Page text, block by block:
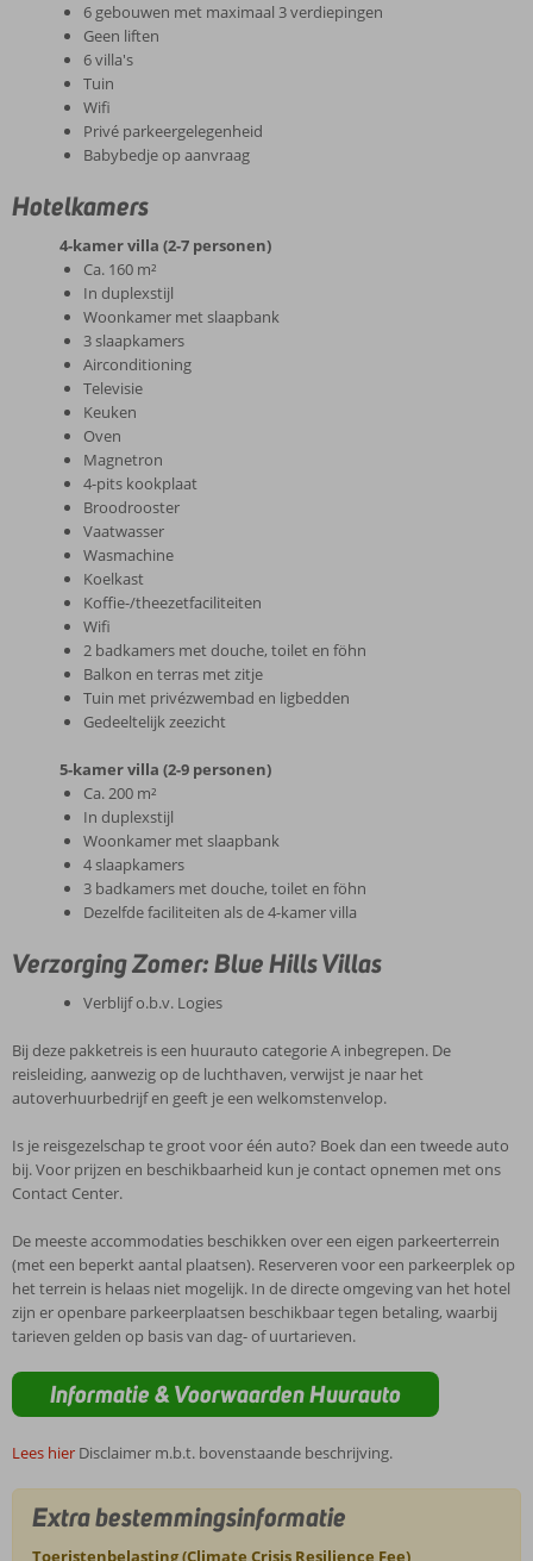
6 gebouwen met maximaal 3 verdiepingen
Geen liften
6 villa's
Tuin
Wifi
Privé parkeergelegenheid
Babybedje op aanvraag
Hotelkamers
4-kamer villa (2-7 personen)
Ca. 160 m²
In duplexstijl
Woonkamer met slaapbank
3 slaapkamers
Airconditioning
Televisie
Keuken
Oven
Magnetron
4-pits kookplaat
Broodrooster
Vaatwasser
Wasmachine
Koelkast
Koffie-/theezetfaciliteiten
Wifi
2 badkamers met douche, toilet en föhn
Balkon en terras met zitje
Tuin met privézwembad en ligbedden
Gedeeltelijk zeezicht
5-kamer villa (2-9 personen)
Ca. 200 m²
In duplexstijl
Woonkamer met slaapbank
4 slaapkamers
3 badkamers met douche, toilet en föhn
Dezelfde faciliteiten als de 4-kamer villa
Verzorging Zomer: Blue Hills Villas
Verblijf o.b.v. Logies
Bij deze pakketreis is een huurauto categorie A inbegrepen. De
reisleiding, aanwezig op de luchthaven, verwijst je naar het
autoverhuurbedrijf en geeft je een welkomstenvelop.
Is je reisgezelschap te groot voor één auto? Boek dan een tweede auto
bij. Voor prijzen en beschikbaarheid kun je contact opnemen met ons
Contact Center.
De meeste accommodaties beschikken over een eigen parkeerterrein
(met een beperkt aantal plaatsen). Reserveren voor een parkeerplek op
het terrein is helaas niet mogelijk. In de directe omgeving van het hotel
zijn er openbare parkeerplaatsen beschikbaar tegen betaling, waarbij
tarieven gelden op basis van dag- of uurtarieven.
Informatie & Voorwaarden Huurauto
Lees hier Disclaimer m.b.t. bovenstaande beschrijving.
Extra bestemmingsinformatie
Toeristenbelasting (Climate Crisis Resilience Fee)